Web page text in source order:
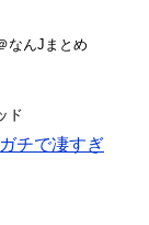
なんJまとめ
ド
チで凄すぎ